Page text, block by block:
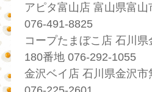
アピタ富山店 富山県富
076-491-8825
コープたまぼこ店 石川県
180番地 076-292-1055
金沢ベイ店 石川県金沢